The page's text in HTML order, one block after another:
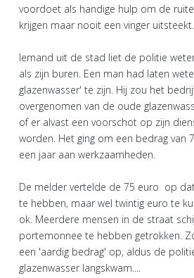
voordoet als handige hulp om de
krijgen maar nooit een vinger uitsteekt.
Iemand uit de stad liet de politie
als zijn buren. Een man had laten
glazenwasser' te zijn. Hij zou het
overgenomen van de oude
of er alvast een voorschot op zijn
worden. Het ging om een bedrag van
een jaar aan werkzaamheden.
De melder vertelde de 75 euro op
te hebben, maar wel twintig euro te
ok. Meerdere mensen in de straat
portemonnee te hebben getrokken.
een 'aardig bedrag' op, aldus de
glazenwasser langskwam....